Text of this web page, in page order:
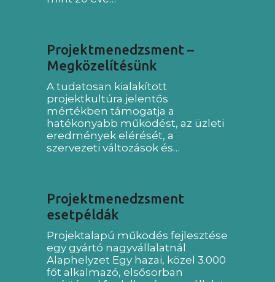
Projektmenedzsment –
Megközelítésünk
A tudatosan kialakított
projektkultúra jelentős
mértékben támogatja a
hatékonyabb működést, az üzleti
eredmények elérését, a
szervezeti változások és…
Projektmenedzsment
esetpéldák
Projektalapú működés fejlesztése
egy gyártó nagyvállalatnál
Alaphelyzet Egy hazai, közel 3.000
főt alkalmazó, elsősorban